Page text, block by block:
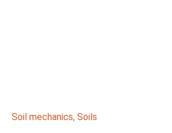
Soil mechanics, Soils